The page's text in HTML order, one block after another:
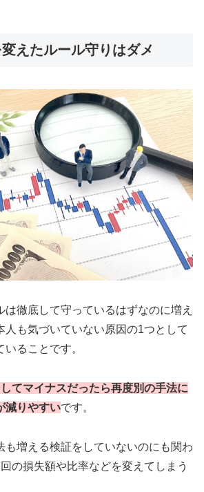
えたルール守りはダメ
は徹底して守っているはずなのに増え
人も気づいていない原因の1つとして
ることです。
てマイナスだったら再度別の手法に
減りやすいです。
も増える検証をしていないのにも関わ
の損失額や比率などを変えてしまう